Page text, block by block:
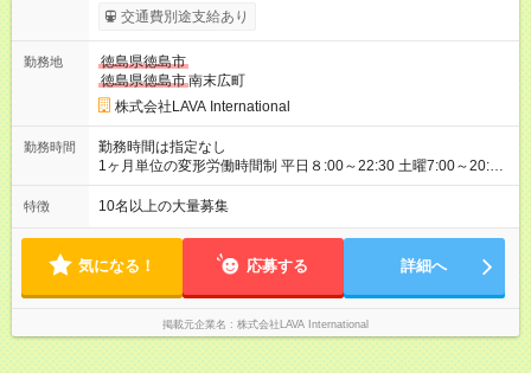
18，100円～を含む。超過分は別途支給。 ※月給・固定残業代
は勤務地により異なりますが、最低賃金以上を保証します。固
間は4ヶ月間。 ※試用期間中は残業代全額支給。 ※
の変更はございません 【月収例】 ■1年目（未経験）：月収35万
円 （基本給27万＋住宅手当5万＋インセンティブ3万） 【年収
例】 ■2年目（一般スタッフ）想定：年収530万円（賞与、イン
セン含む） ■3年目（店長）想定：年収576万円（賞与、インセ
ン含む） ＼インセンティブ制度あり！／ 年4回の評価で、頑張
足度アップなど、 あなたの工夫や努力が評価され、インセンテ
ィブとして給与にプラスされます。 ※ノルマはないので、ご安
心ください！ 【試用期間】試用期間あり 試用期間の長さ：4ヶ
月 ※ 雇用形態と給与に、本採用時と異なる部分があります。 雇
用形態：本採用時と同じです。 給与：月給 215,000
円 ～ 215,000円
交通費別途支給あり
勤務地
徳島県徳島市
徳島県徳島市南末広町
株式会社LAVA International
勤務時間
勤務時間は指定なし
1ヶ月単位の変形労働時間制 平日８:00～22:30 土曜7:00～20:30
※シフト制 ※想定労働時間40時間／週 【シフト例】 早番／7:00
～16:00 遅番／13:30～22:30 ※シフトは店舗の人員状況などを
での勤務不可 ※日曜定休（一部店舗除く）
特徴 10名以上の大量募集
気になる！ 応募する 詳細へ
掲載元企業名 株式会社LAVA International